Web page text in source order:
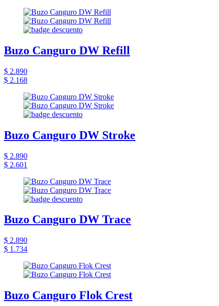
Buzo Canguro DW Refill
$ 2.890
$ 2.168
Buzo Canguro DW Stroke
$ 2.890
$ 2.601
Buzo Canguro DW Trace
$ 2.890
$ 1.734
Buzo Canguro Flok Crest